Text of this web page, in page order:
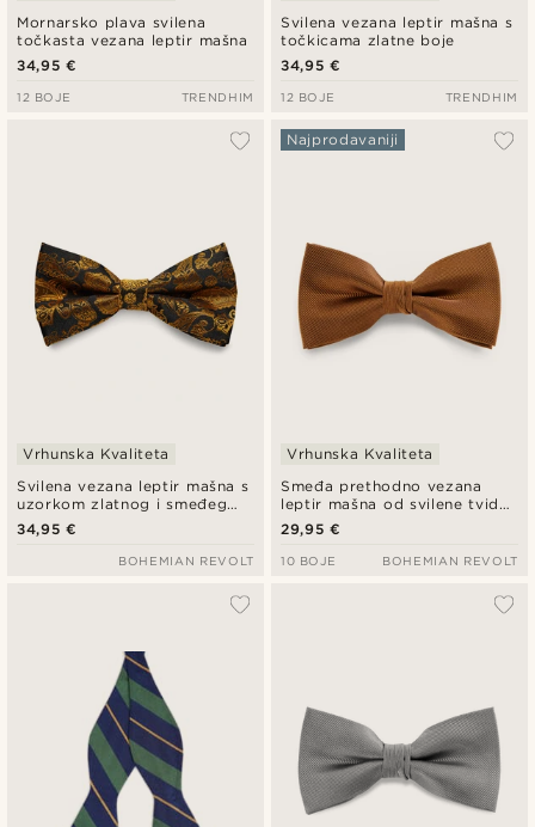
Mornarsko plava svilena
točkasta vezana leptir mašna
34,95 €
12 BOJE TRENDHIM
Svilena vezana leptir mašna s
točkicama zlatne boje
34,95 €
12 BOJE TRENDHIM
Svilena vezana leptir mašna s
uzorkom zlatnog i smeđeg
paisleya, vezana
Vrhunska Kvaliteta
34,95 €
BOHEMIAN REVOLT
Smeđa prethodno vezana
leptir mašna od svilene tvid
tkanine
Najprodavaniji
Vrhunska Kvaliteta
29,95 €
10 BOJE BOHEMIAN REVOLT